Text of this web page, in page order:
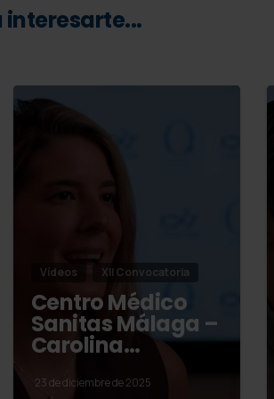
interesarte...
Vídeos XII Convocatoria
Centro Médico
Sanitas Málaga –
Carolina…
23 de diciembre de 2025